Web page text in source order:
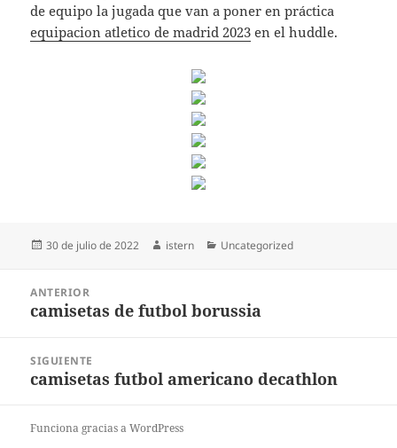
de equipo la jugada que van a poner en práctica
equipacion atletico de madrid 2023 en el huddle.
Publicado
30 de julio de 2022 Autor
istern Categorías
Uncategorized
entradas
ANTERIOR
Entrada
camisetas de futbol borussia
SIGUIENTE
Entrada
camisetas futbol americano decathlon
Funciona gracias a WordPress